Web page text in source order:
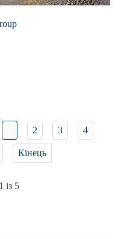
2 3 4
Кінець
із 5